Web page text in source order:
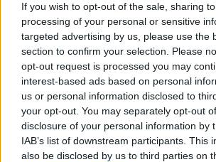
If you wish to opt-out of the sale, sharing
processing of your personal or sensitive
targeted advertising by us, please use the
section to confirm your selection. Please
opt-out request is processed you may
interest-based ads based on personal
us or personal information disclosed to
your opt-out. You may separately opt-out
disclosure of your personal information by
IAB’s list of downstream participants. This
also be disclosed by us to third parties on
Ok wcjodzę na 45lvl, udało się,
70tym i na czerwono, co mam niby im
?????
Mam nadzieję że choć nie przyślą maila
"dlaczego przestałeś grać"
Ok niech przyślą, z takim skrótem gdzie
powód, będzie szybciej i łatwiej wpisać
aktualizacji...
Dla "bidoków" którzy czasem kupili trochę
dzienne przy kawie w "darmowej"
zdecydowanie game over...